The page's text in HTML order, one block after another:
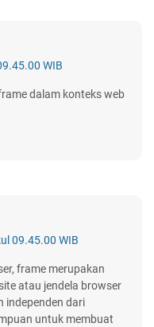
WIB
dalam konteks web
09.45.00 WIB
frame merupakan
atau jendela browser
independen dari
untuk membuat